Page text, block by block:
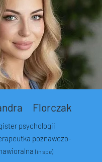
Florczak
psychologii
poznawczo-
(in spe)